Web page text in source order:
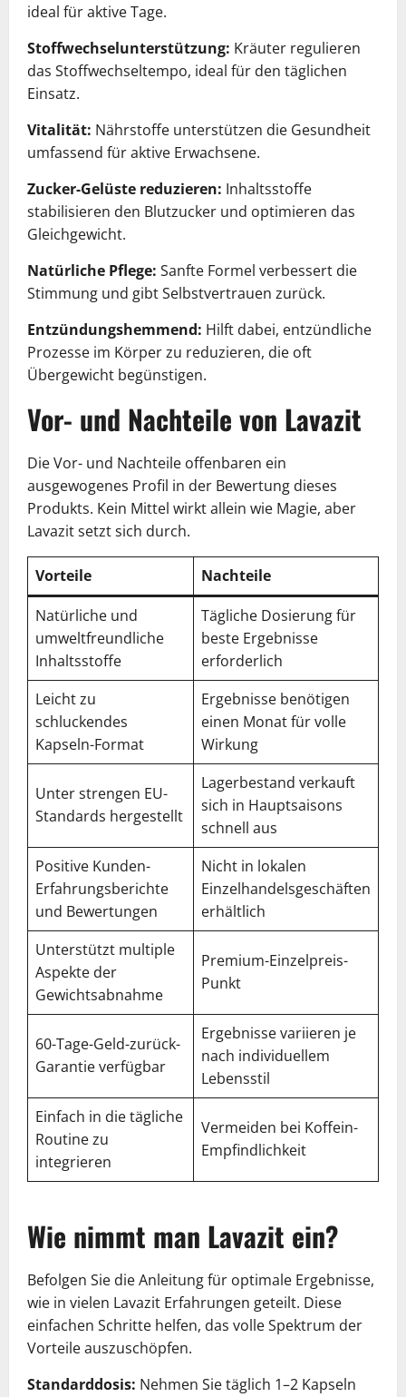
ideal für aktive Tage.
Stoffwechselunterstützung: Kräuter regulieren
das Stoffwechseltempo, ideal für den täglichen
Einsatz.
Vitalität: Nährstoffe unterstützen die Gesundheit
umfassend für aktive Erwachsene.
Zucker-Gelüste reduzieren: Inhaltsstoffe
stabilisieren den Blutzucker und optimieren das
Gleichgewicht.
Natürliche Pflege: Sanfte Formel verbessert die
Stimmung und gibt Selbstvertrauen zurück.
Entzündungshemmend: Hilft dabei, entzündliche
Prozesse im Körper zu reduzieren, die oft
Übergewicht begünstigen.
Vor- und Nachteile von Lavazit
Die Vor- und Nachteile offenbaren ein
ausgewogenes Profil in der Bewertung dieses
Produkts. Kein Mittel wirkt allein wie Magie, aber
Lavazit setzt sich durch.
Vorteile
Nachteile
Natürliche und
umweltfreundliche
Inhaltsstoffe
Tägliche Dosierung für
beste Ergebnisse
erforderlich
Leicht zu
schluckendes
Kapseln-Format
Ergebnisse benötigen
einen Monat für volle
Wirkung
Unter strengen EU-
Standards hergestellt
Lagerbestand verkauft
sich in Hauptsaisons
schnell aus
Positive Kunden-
Erfahrungsberichte
und Bewertungen
Nicht in lokalen
Einzelhandelsgeschäften
erhältlich
Unterstützt multiple
Aspekte der
Gewichtsabnahme
Premium-Einzelpreis-
Punkt
60-Tage-Geld-zurück-
Garantie verfügbar
Ergebnisse variieren je
nach individuellem
Lebensstil
Einfach in die tägliche
Routine zu
integrieren
Vermeiden bei Koffein-
Empfindlichkeit
Wie nimmt man Lavazit ein?
Befolgen Sie die Anleitung für optimale Ergebnisse,
wie in vielen Lavazit Erfahrungen geteilt. Diese
einfachen Schritte helfen, das volle Spektrum der
Vorteile auszuschöpfen.
Standarddosis: Nehmen Sie täglich 1–2 Kapseln